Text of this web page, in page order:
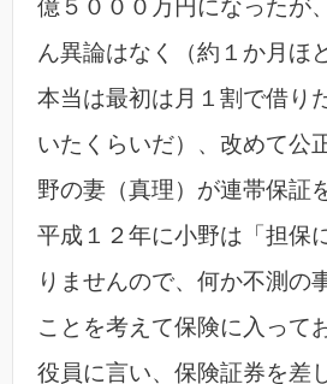
億５０００万円になったが
ん異論はなく（約１か月ほ
本当は最初は月１割で借り
いたくらいだ）、改めて公
野の妻（真理）が連帯保証
平成１２年に小野は「担保
りませんので、何か不測の
ことを考えて保険に入って
役員に言い、保険証券を差